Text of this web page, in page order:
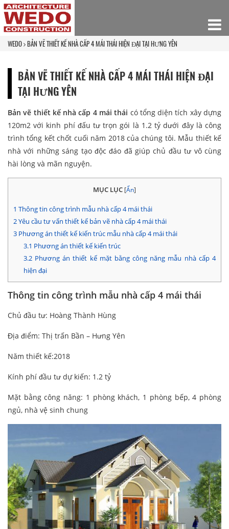
WEDO BẢN VẼ THIẾT KẾ NHÀ CẤP 4 MÁI THÁI HIỆN ĐẠI TẠI HƯNG YÊN
BẢN VẼ THIẾT KẾ NHÀ CẤP 4 MÁI THÁI HIỆN ĐẠI
TẠI HƯNG YÊN
Bản vẽ thiết kế nhà cấp 4 mái thái có tổng diện tích xây dựng
120m2 với kinh phí đấu tư trọn gói là 1.2 tỷ dưới đây là công
trình tổng kết chốt cuối năm 2018 của chúng tôi. Mẫu thiết kế
nhà với những sáng tạo độc đáo đã giúp chủ đầu tư vô cùng
hài lòng và mãn nguyện.
MỤC LỤC [Ẩn]
1 Thông tin công trình mẫu nhà cấp 4 mái thái
2Yêu cầu tư vấn thiết kế bản vẽ nhà cấp 4 mái thái
3 Phương án thiết kế kiến trúc mẫu nhà cấp 4 mái thái
3.1 Phương án thiết kế kiến trúc
3.2Phương án thiết kế mặt bằng công năng mẫu nhà cấp 4
hiện đại
Thông tin công trình mẫu nhà cấp 4 mái thái
Chủ đầu tư: Hoàng Thành Hùng
Địa điểm: Thị trấn Bần – Hưng Yên
Năm thiết kế:2018
Kính phí đầu tư dự kiến: 1.2 tỷ
Mặt bằng công năng: 1 phòng khách, 1 phòng bếp, 4 phòng
ngủ, nhà vệ sinh chung